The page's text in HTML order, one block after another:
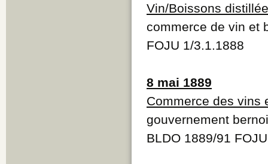
Vin/Boissons
commerce de vin et
FOJU 1/3.1.1888
8 mai 1889
Commerce des vins
gouvernement
BLDO 1889/91